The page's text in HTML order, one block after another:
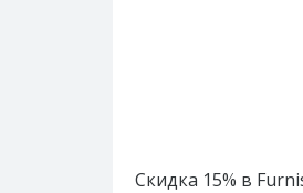
Скидка 15% в